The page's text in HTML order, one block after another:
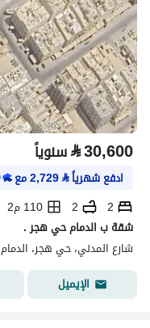
⃁30,600 سنوياً
ادفع شهرياً⃁
2,729مع
2
2
110 م2
شقة ب الدمام حي هجر .
شارع المدني، حي هجر، الدمام
الإيميل